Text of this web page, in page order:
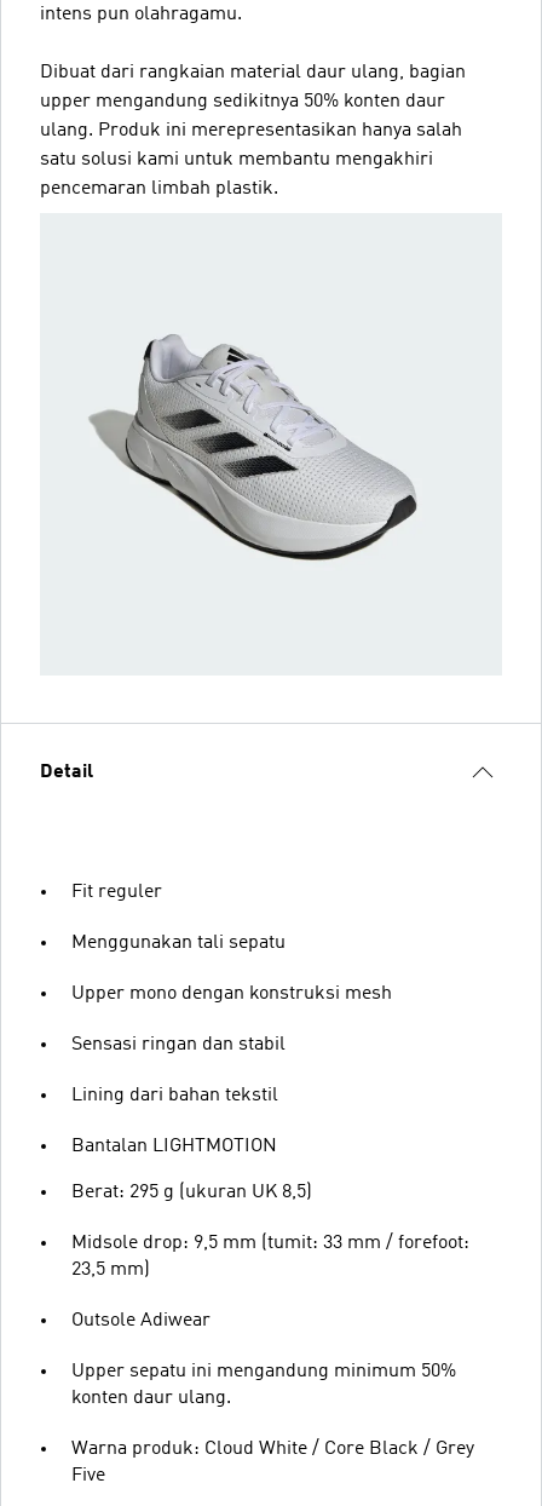
intens pun olahragamu.
Dibuat dari rangkaian material daur ulang, bagian
upper mengandung sedikitnya 50% konten daur
ulang. Produk ini merepresentasikan hanya salah
satu solusi kami untuk membantu mengakhiri
pencemaran limbah plastik.
Detail
Fit reguler
Menggunakan tali sepatu
Upper mono dengan konstruksi mesh
Sensasi ringan dan stabil
Lining dari bahan tekstil
Bantalan LIGHTMOTION
Berat: 295 g (ukuran UK 8,5)
Midsole drop: 9,5 mm (tumit: 33 mm / forefoot:
23,5 mm)
Outsole Adiwear
Upper sepatu ini mengandung minimum 50%
konten daur ulang.
Warna produk: Cloud White / Core Black / Grey
Five